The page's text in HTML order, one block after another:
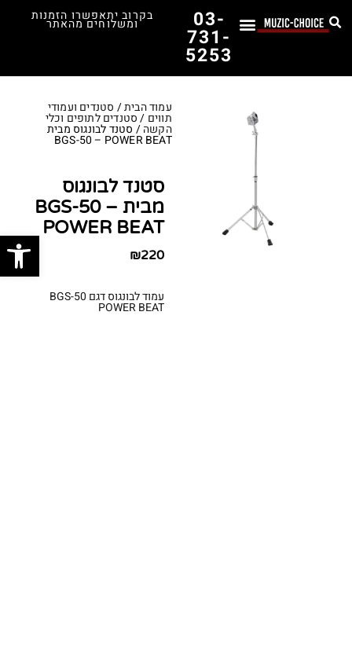
03-
731-
5253
בקרוב יתאפשרו הזמנות
ומשלוחים מהאתר
עמוד הבית/ סטנדים ועמודי
תווים /סטנדים לתופים וכלי
הקשה/ סטנד לבונגוס מבית
BGS-50 – POWER BEAT
סטנד לבונגוס
מבית BGS-50 –
POWER BEAT
₪220
עמוד לבונגוס דגם BGS-50
POWER BEAT
פתח